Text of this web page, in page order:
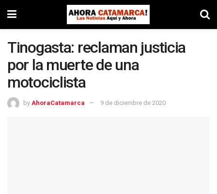
Tinogasta: reclaman justicia
por la muerte de una
motociclista
by AhoraCatamarca 9 de diciembre de 2020